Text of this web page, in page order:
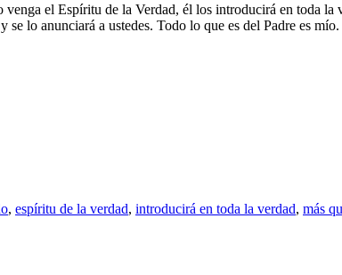
el Espíritu de la Verdad, él los introducirá en toda
lo anunciará a ustedes. Todo lo que es del Padre es
, espíritu de la verdad, introducirá en toda la verdad, más